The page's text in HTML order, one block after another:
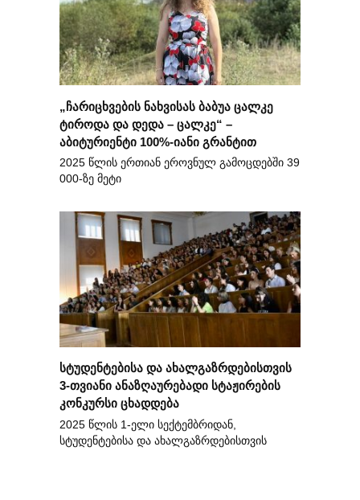
„ჩარიცხვების ნახვისას ბაბუა ცალკე
ტიროდა და დედა – ცალკე“ –
აბიტურიენტი 100%-იანი გრანტით
2025 წლის ერთიან ეროვნულ გამოცდებში 39
000-ზე მეტი
სტუდენტებისა და ახალგაზრდებისთვის
3-თვიანი ანაზღაურებადი სტაჟირების
კონკურსი ცხადდება
2025 წლის 1-ელი სექტემბრიდან,
სტუდენტებისა და ახალგაზრდებისთვის